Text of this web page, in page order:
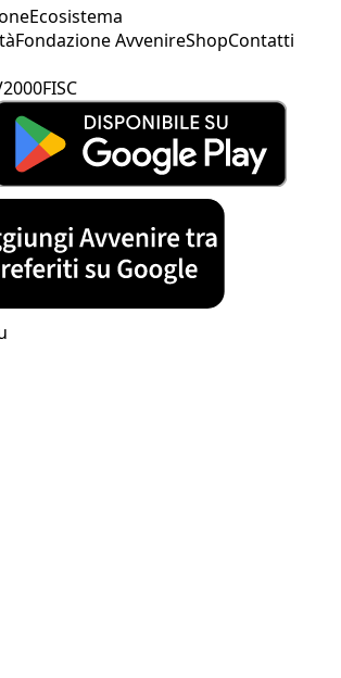
Ecosistema
Fondazione AvvenireShopContatti
FISC